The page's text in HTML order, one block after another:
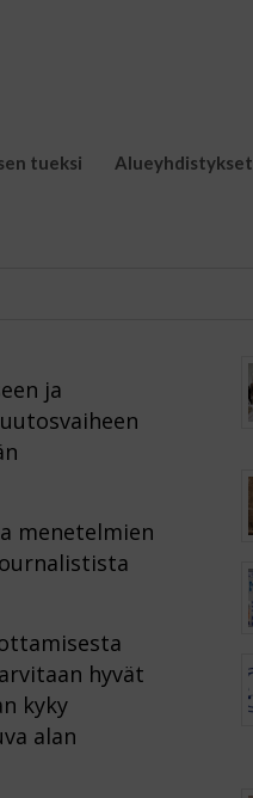
tueksi Alueyhdistykset
ja
menetelmien
hyvät
kyky
alan